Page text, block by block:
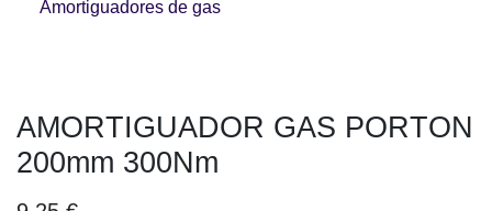
Amortiguadores de gas
AMORTIGUADOR GAS PORTON 200mm 300Nm
9,25€
(impuesto incluido)